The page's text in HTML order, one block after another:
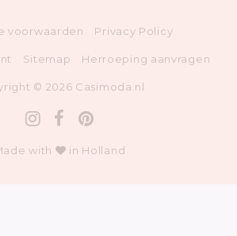
voorwaarden Privacy Policy
Sitemap Herroeping aanvragen
© 2026 Casimoda.nl
with in Holland